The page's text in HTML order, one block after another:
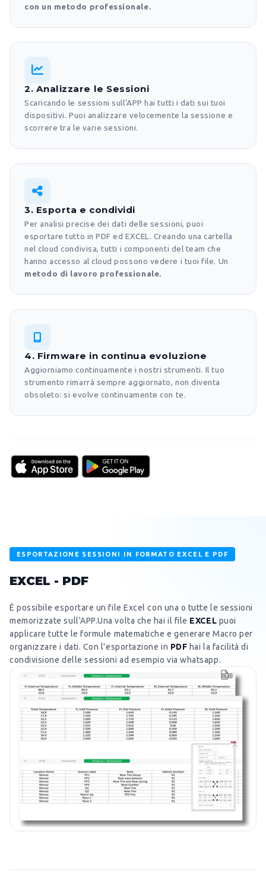
con un metodo professionale.
2. Analizzare le Sessioni
Scaricando le sessioni sull'APP hai tutti i dati sui tuoi
dispositivi. Puoi analizzare velocemente la sessione e
scorrere tra le varie sessioni.
3. Esporta e condividi
Per analisi precise dei dati delle sessioni, puoi
esportare tutto in PDF ed EXCEL. Creando una cartella
nel cloud condivisa, tutti i componenti del team che
hanno accesso al cloud possono vedere i tuoi file. Un
metodo di lavoro professionale.
4. Firmware in continua evoluzione
Aggiorniamo continuamente i nostri strumenti. Il tuo
strumento rimarrà sempre aggiornato, non diventa
obsoleto: si evolve continuamente con te.
ESPORTAZIONE SESSIONI IN FORMATO EXCEL E PDF
EXCEL - PDF
È possibile esportare un file Excel con una o tutte le sessioni
memorizzate sull'APP.Una volta che hai il file EXCEL puoi
applicare tutte le formule matematiche e generare Macro per
organizzare i dati. Con l'esportazione in PDF hai la facilità di
condivisione delle sessioni ad esempio via whatsapp.